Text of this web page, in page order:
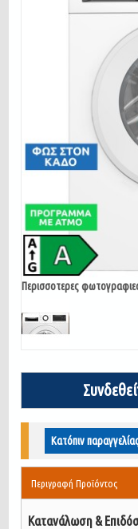
Περισσοτερες
Κατόπιν
Περιγραφή Προϊόντος
Κατανάλωση &